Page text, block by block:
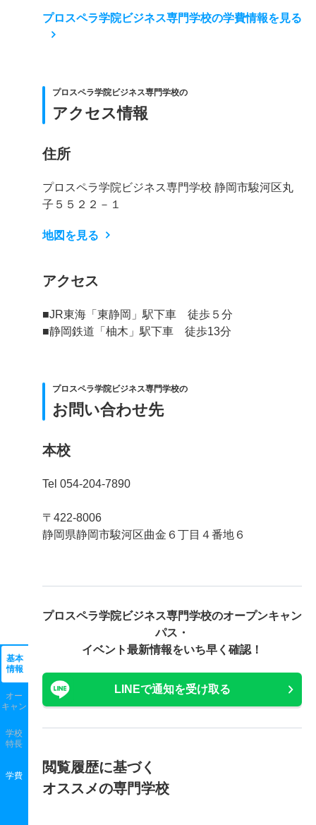
基本
情報
オー
キャン
学校
特長
学費
プロスペラ学院ビジネス専門学校の学費情報を見る
プロスペラ学院ビジネス専門学校の
アクセス情報
住所
プロスペラ学院ビジネス専門学校 静岡市駿河区丸
子５５２２－１
地図を見る
アクセス
■JR東海「東静岡」駅下車 徒歩５分
■静岡鉄道「柚木」駅下車 徒歩13分
プロスペラ学院ビジネス専門学校の
お問い合わせ先
本校
Tel 054-204-7890
〒422-8006
静岡県静岡市駿河区曲金６丁目４番地６
プロスペラ学院ビジネス専門学校のオープンキャン
パス・
イベント最新情報をいち早く確認！
LINEで通知を受け取る
閲覧履歴に基づく
オススメの専門学校